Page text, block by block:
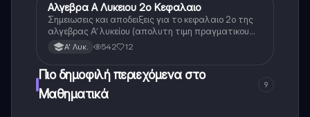
Μαθηματικά
Αλγεβρα Α Λυκειου 2ο Κεφαλαιο
Σημειωσεις και αποδειξεις για το κεφαλαιο 2ο της
αλγεβρας Α’ λυκείου (απολυτη τιμη πραγματικου
αριθμου, ν-οστη ρίζα)
Α' Λυκ. 542 12
Πιο δημοφιλή περιεχόμενα στο
Μαθηματικά
9